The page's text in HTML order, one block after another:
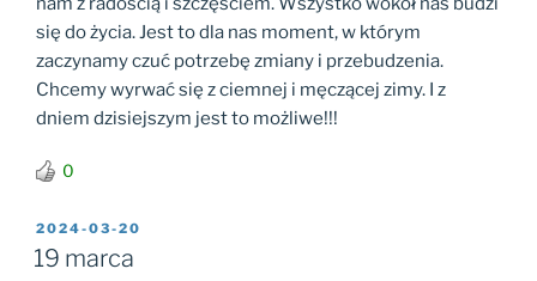
się do życia. Jest to dla nas moment, w którym
zaczynamy czuć potrzebę zmiany i przebudzenia.
Chcemy wyrwać się z ciemnej i męczącej zimy. I z
dniem dzisiejszym jest to możliwe!!!
0
OPUBLIKOWANE
W
2024-03-20
19 marca